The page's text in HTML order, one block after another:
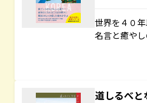
世界を４０
名言と癒や
道しるべと